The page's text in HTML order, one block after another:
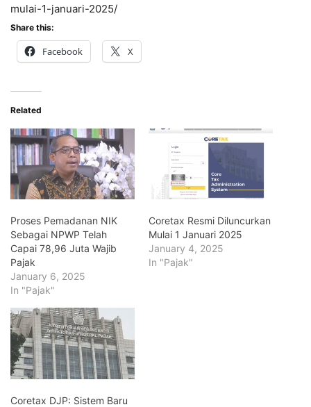
mulai-1-januari-2025/
Share this:
Facebook X
Related
Proses Pemadanan NIK
Sebagai NPWP Telah
Capai 78,96 Juta Wajib
Pajak
January 6, 2025
In "Pajak"
Coretax Resmi Diluncurkan
Mulai 1 Januari 2025
January 4, 2025
In "Pajak"
Coretax DJP: Sistem Baru